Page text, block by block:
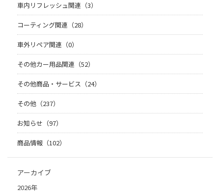
車内リフレッシュ関連（3）
コーティング関連（28）
車外リペア関連（0）
その他カー用品関連（52）
その他商品・サービス（24）
その他（237）
お知らせ（97）
商品情報（102）
アーカイブ
2026年